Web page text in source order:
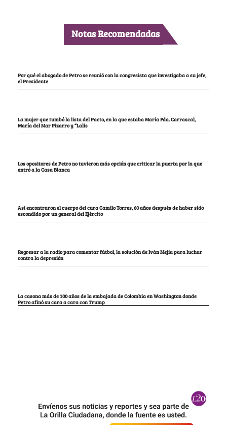
Notas Recomendadas
Por qué el abogado de Petro se reunió con la congresista que investigaba a su jefe,
el Presidente
La mujer que tumbó la lista del Pacto, en la que estaba María Fda. Carrascal,
María del Mar Pizarro y “Lalis
Los opositores de Petro no tuvieron más opción que criticar la puerta por la que
entró a la Casa Blanca
Así encontraron el cuerpo del cura Camilo Torres, 60 años después de haber sido
escondido por un general del Ejército
Regresar a la radio para comentar fútbol, la solución de Iván Mejía para luchar
contra la depresión
La casona más de 100 años de la embajada de Colombia en Washington donde
Petro afinó su cara a cara con Trump